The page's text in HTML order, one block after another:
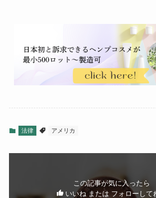
法律 アメリカ
この記事が気に入ったら
いいね または フォローして